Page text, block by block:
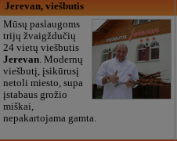
Jerevan, viešbutis
Mūsų paslaugoms
trijų žvaigždučių
24 vietų viešbutis
Jerevan. Modernų
viešbutį, įsikūrusį
netoli miesto, supa
įstabaus grožio
miškai,
nepakartojama gamta.